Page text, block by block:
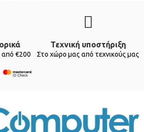
από €200
Τεχνική υποστήριξη
Στο χώρο μας από τεχνικούς μας